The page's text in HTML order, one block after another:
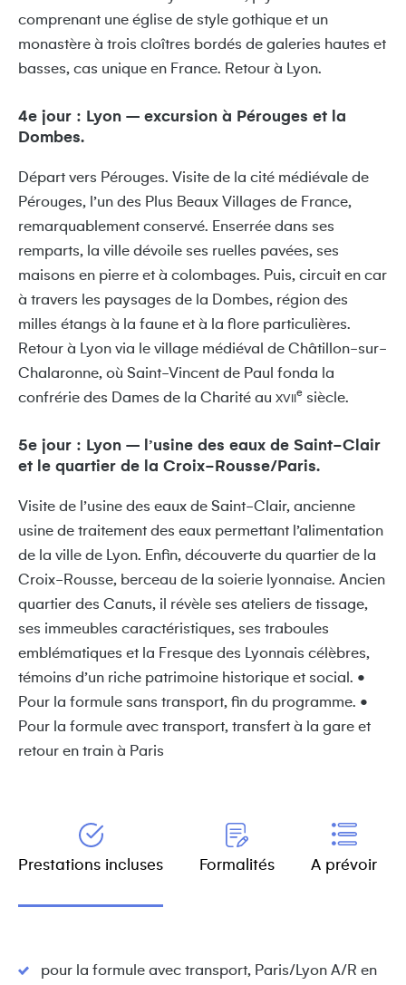
comprenant une église de style gothique et un
monastère à trois cloîtres bordés de galeries hautes et
basses, cas unique en France. Retour à Lyon.
4e jour : Lyon – excursion à Pérouges et la
Dombes.
Départ vers Pérouges. Visite de la cité médiévale de
Pérouges, l’un des Plus Beaux Villages de France,
remarquablement conservé. Enserrée dans ses
remparts, la ville dévoile ses ruelles pavées, ses
maisons en pierre et à colombages. Puis, circuit en car
à travers les paysages de la Dombes, région des
milles étangs à la faune et à la flore particulières.
Retour à Lyon via le village médiéval de Châtillon-sur-
Chalaronne, où Saint-Vincent de Paul fonda la
confrérie des Dames de la Charité au XVIIe siècle.
5e jour : Lyon – l’usine des eaux de Saint-Clair
et le quartier de la Croix-Rousse/Paris.
Visite de l’usine des eaux de Saint-Clair, ancienne
usine de traitement des eaux permettant l’alimentation
de la ville de Lyon. Enfin, découverte du quartier de la
Croix-Rousse, berceau de la soierie lyonnaise. Ancien
quartier des Canuts, il révèle ses ateliers de tissage,
ses immeubles caractéristiques, ses traboules
emblématiques et la Fresque des Lyonnais célèbres,
témoins d’un riche patrimoine historique et social. •
Pour la formule sans transport, fin du programme. •
Pour la formule avec transport, transfert à la gare et
retour en train à Paris
Prestations incluses Formalités A prévoir
pour la formule avec transport, Paris/Lyon A/R en